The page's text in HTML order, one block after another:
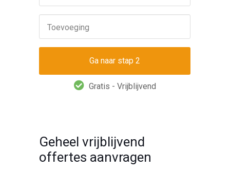
Toevoeging
Gratis - Vrijblijvend
Geheel vrijblijvend
offertes aanvragen